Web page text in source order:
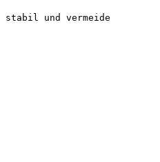
stabil und vermeide